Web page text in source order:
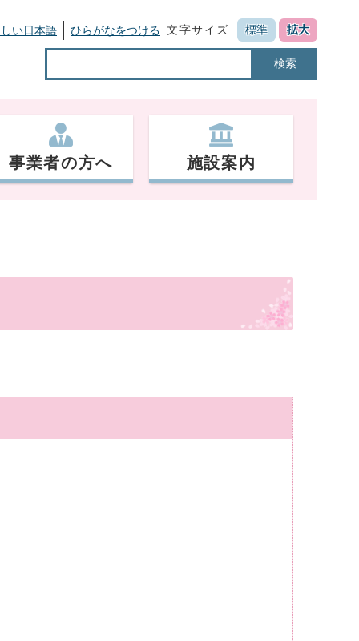
い日本語 ひらがなをつける 文字サイズ 標準 拡大
検索
事業者の方へ 施設案内